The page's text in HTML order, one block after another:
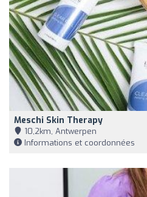
Meschi Skin Therapy
10,2km, Antwerpen
Informations et coordonnées